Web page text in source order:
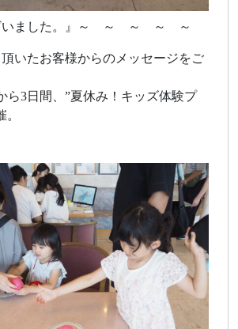
いました。』～ ～ ～ ～ ～
いたお客様からのメッセージをご
ら3日間、”夏休み！キッズ体験プ